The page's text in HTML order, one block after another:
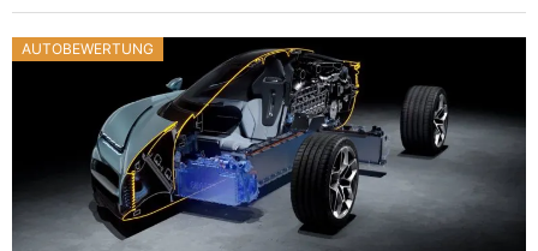
AUTOBEWERTUNG